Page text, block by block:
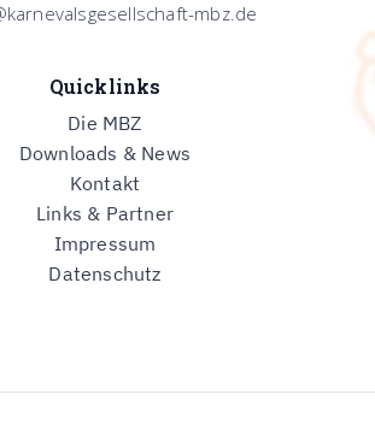
mbz.de
Quicklinks
Die MBZ
Downloads & News
Kontakt
Links & Partner
Impressum
Datenschutz